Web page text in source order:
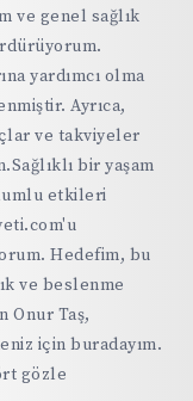
ve genel sağlık
yardımcı olma
Ayrıca,
ve takviyeler
bir yaşam
etkileri
Hedefim, bu
ve beslenme
Onur Taş,
için buradayım.
gözle